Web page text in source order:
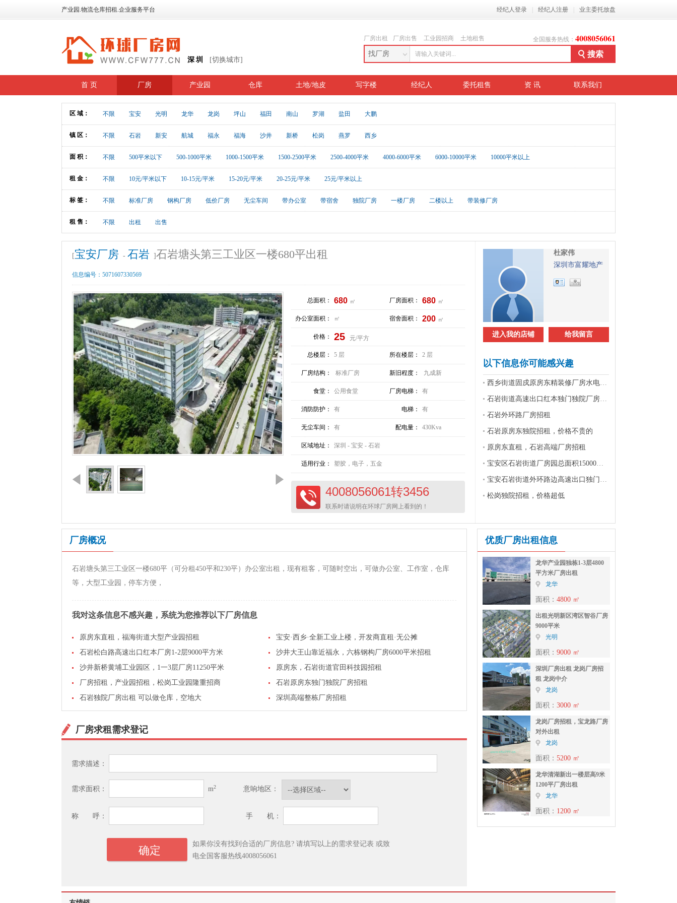
产业园.物流仓库招租.企业服务平台 经纪人登录 经纪人注册 业主委托放盘
深圳 [切换城市]
厂房出租 厂房出售 工业园招商 土地租售 全国服务热线： 4008056061
找厂房
首 页 厂房 产业园 仓库 土地/地皮 写字楼 经纪人 委托租售 资 讯 联系我们
区 域： 不限 宝安 光明 龙华 龙岗 坪山 福田 南山 罗湖 盐田 大鹏
镇 区： 不限 石岩 新安 航城 福永 福海 沙井 新桥 松岗 燕罗 西乡
面 积： 不限 500平米以下 500-1000平米 1000-1500平米 1500-2500平米 2500-4000平米 4000-6000平米 6000-10000平米 10000平米以上
租 金： 不限 10元/平米以下 10-15元/平米 15-20元/平米 20-25元/平米 25元/平米以上
标 签： 不限 标准厂房 钢构厂房 低价厂房 无尘车间 带办公室 带宿舍 独院厂房 一楼厂房 二楼以上 带装修厂房
租 售： 不限 出租 出售
[宝安厂房 - 石岩 ]石岩塘头第三工业区一楼680平出租
信息编号： 5071607330569
总面积： 680 ㎡ 厂房面积： 680 ㎡
办公室面积： ㎡ 宿舍面积： 200 ㎡
价格： 25 元/平方
总楼层： 5 层 所在楼层： 2 层
厂房结构： 标准厂房 新旧程度： 九成新
食堂： 公用食堂 厂房电梯： 有
消防防护： 有 电梯： 有
无尘车间： 有 配电量： 430Kva
区域地址： 深圳 - 宝安 - 石岩
适用行业： 塑胶，电子，五金
4008056061转3456
联系时请说明在环球厂房网上看到的！
杜家伟
深圳市富耀地产
进入我的店铺 给我留言
以下信息你可能感兴趣
西乡街道固戍原房东精装修厂房水电齐全
石岩街道高速出口红本独门独院厂房招租
石岩外环路厂房招租
石岩原房东独院招租，价格不贵的
原房东直租，石岩高端厂房招租
宝安区石岩街道厂房园总面积15000方招商
宝安石岩街道外环路边高速出口独门独院厂房招租
松岗独院招租，价格超低
厂房概况
石岩塘头第三工业区一楼680平（可分租450平和230平）办公室出租，现有租客，可随时空出，可做办公室、工作室，仓库
等，大型工业园，停车方便，
我对这条信息不感兴趣，系统为您推荐以下厂房信息
原房东直租，福海街道大型产业园招租
宝安·西乡·全新工业上楼，开发商直租·无公摊
石岩松白路高速出口红本厂房1-2层9000平方米
​沙井大王山靠近福永，六栋钢构厂房6000平米招租
沙井新桥黄埔工业园区，1一3层厂房11250平米
原房东，石岩街道官田科技园招租
厂房招租，产业园招租，松岗工业园隆重招商
石岩原房东独门独院厂房招租
石岩独院厂房出租 可以做仓库，空地大
深圳高端整栋厂房招租
厂房求租需求登记
需求描述：
需求面积： m2 意响地区：
称 呼： 手 机：
如果你没有找到合适的厂房信息? 请填写以上的需求登记表 或致
电全国客服热线4008056061
优质厂房出租信息
面积： 4800 ㎡
龙华产业园独栋1-3层4800
平方米厂房出租
龙华
面积： 9000 ㎡
出租光明新区湾区智谷厂房
9000平米
光明
面积： 3000 ㎡
深圳厂房出租 龙岗厂房招
租 龙岗中介
龙岗
面积： 5200 ㎡
龙岗厂房招租，宝龙路厂房
对外出租
龙岗
面积： 1200 ㎡
龙华清湖新出一楼层高9米
1200平厂房出租
龙华